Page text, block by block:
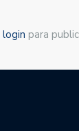
login para